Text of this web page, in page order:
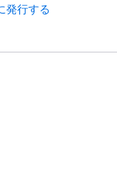
発行する